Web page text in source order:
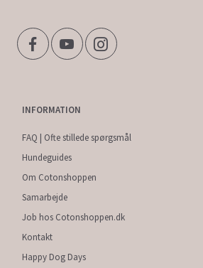
INFORMATION
FAQ | Ofte stillede spørgsmål
Hundeguides
Om Cotonshoppen
Samarbejde
Job hos Cotonshoppen.dk
Kontakt
Happy Dog Days